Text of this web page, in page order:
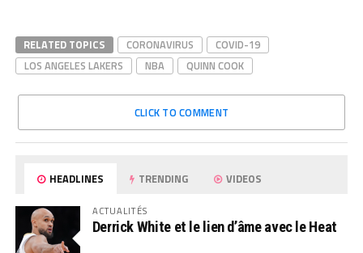
RELATED TOPICS CORONAVIRUS
COVID-19
LOS ANGELES LAKERS
NBA QUINN COOK
CLICK TO COMMENT
HEADLINES TRENDING VIDEOS
ACTUALITÉS
Derrick White et le lien d’âme avec le Heat